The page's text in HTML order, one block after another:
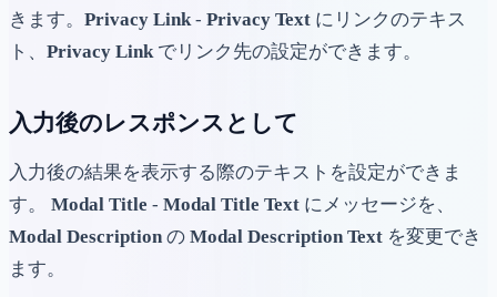
きます。 Privacy Link- Privacy Text にリンクのテキス
ト、 Privacy Linkでリンク先の設定ができます。
入力後のレスポンスとして
入力後の結果を表示する際のテキストを設定ができま
す。 Modal Title - Modal Title Text にメッセージを、
Modal Description の Modal Description Text を変更でき
ます。